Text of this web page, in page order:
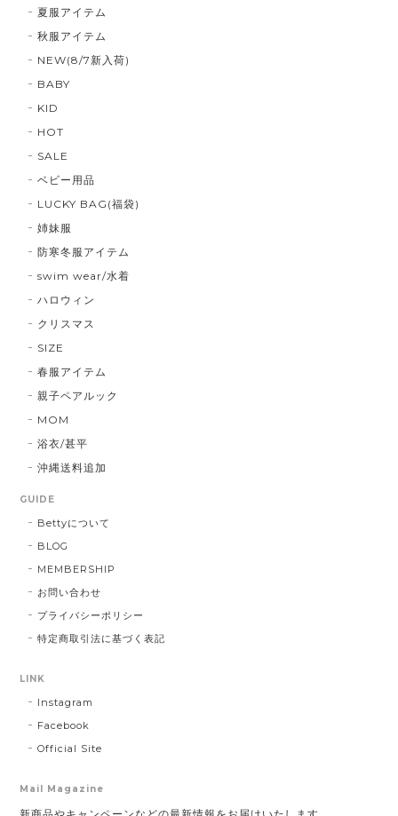
夏服アイテム
秋服アイテム
NEW(8/7新入荷)
BABY
KID
HOT
SALE
ベビー用品
LUCKY BAG(福袋)
姉妹服
防寒冬服アイテム
swim wear/水着
ハロウィン
クリスマス
SIZE
春服アイテム
親子ペアルック
MOM
浴衣/甚平
沖縄送料追加
GUIDE
Bettyについて
BLOG
MEMBERSHIP
お問い合わせ
プライバシーポリシー
特定商取引法に基づく表記
LINK
Instagram
Facebook
Official Site
Mail Magazine